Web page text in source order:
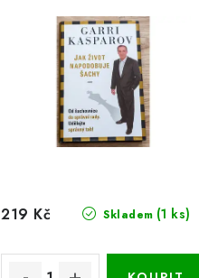
Skladem (1 ks)
219 Kč